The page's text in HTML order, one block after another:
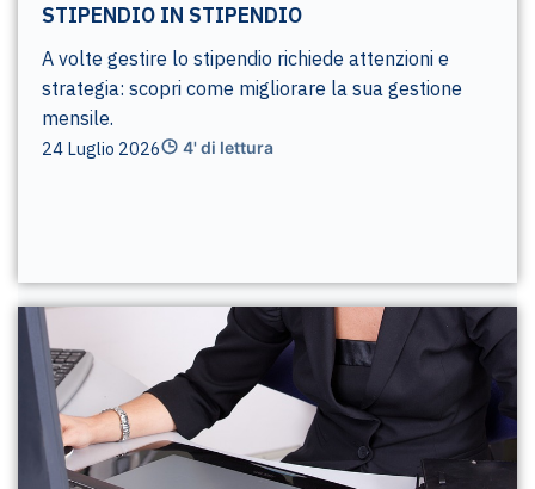
STIPENDIO IN STIPENDIO
A volte gestire lo stipendio richiede attenzioni e
strategia: scopri come migliorare la sua gestione
mensile.
24 Luglio 2026 4' di lettura